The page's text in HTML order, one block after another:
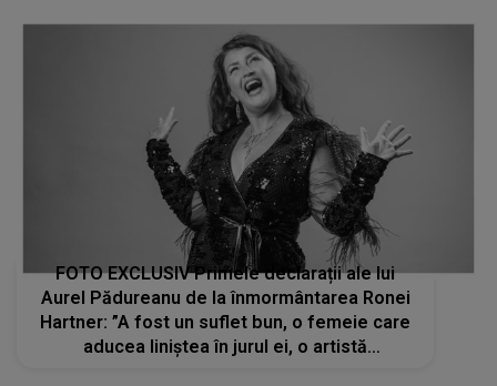
FOTO EXCLUSIV Primele declarații ale lui
Aurel Pădureanu de la înmormântarea Ronei
Hartner: ”A fost un suflet bun, o femeie care
aducea liniștea în jurul ei, o artistă